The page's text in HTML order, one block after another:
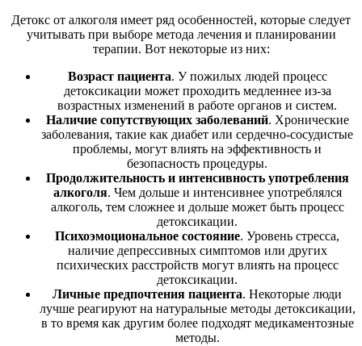
Детокс от алкоголя имеет ряд особенностей, которые следует
учитывать при выборе метода лечения и планировании
терапии. Вот некоторые из них:
Возраст пациента. У пожилых людей процесс
детоксикации может проходить медленнее из-за
возрастных изменений в работе органов и систем.
Наличие сопутствующих заболеваний. Хронические
заболевания, такие как диабет или сердечно-сосудистые
проблемы, могут влиять на эффективность и
безопасность процедуры.
Продолжительность и интенсивность употребления
алкоголя. Чем дольше и интенсивнее употреблялся
алкоголь, тем сложнее и дольше может быть процесс
детоксикации.
Психоэмоциональное состояние. Уровень стресса,
наличие депрессивных симптомов или других
психических расстройств могут влиять на процесс
детоксикации.
Личные предпочтения пациента. Некоторые люди
лучше реагируют на натуральные методы детоксикации,
в то время как другим более подходят медикаментозные
методы.